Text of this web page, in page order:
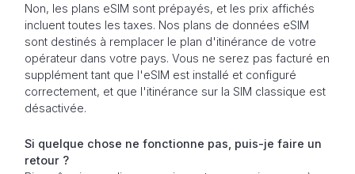
Non, les plans eSIM sont prépayés, et les prix affichés
incluent toutes les taxes. Nos plans de données eSIM
sont destinés à remplacer le plan d'itinérance de votre
opérateur dans votre pays. Vous ne serez pas facturé en
supplément tant que l'eSIM est installé et configuré
correctement, et que l'itinérance sur la SIM classique est
désactivée.
Si quelque chose ne fonctionne pas, puis-je faire un
retour ?